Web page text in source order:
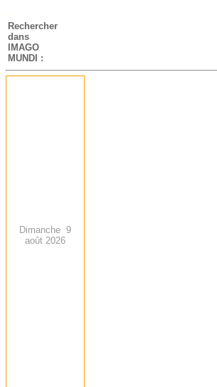
-
Rechercher
dans
IMAGO
MUNDI :
Dimanche 9
août 2026